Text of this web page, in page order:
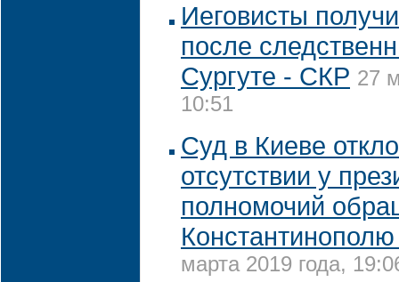
Иеговисты
после
Сургуте - СКР 27
10:51
Суд в Киеве
отсутствии у
полномочий
марта 2019 года,